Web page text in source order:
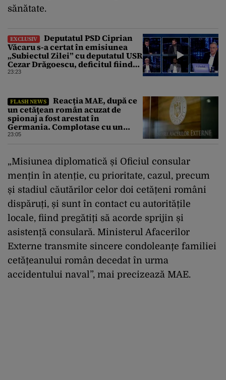
sănătate.
EXCLUSIV
Deputatul PSD Ciprian
Văcaru s-a certat în emisiunea
„Subiectul Zilei” cu deputatul USR
Cezar Drăgoescu, deficitul fiind
motivul scandalului
23:23
FLASH NEWS
Reacția MAE, după ce
un cetăţean român acuzat de
spionaj a fost arestat în
Germania. Complotase cu un
ucrainean ca să asasineze un
23:05
„Misiunea diplomatică și Oficiul consular
mențin în atenție, cu prioritate, cazul, precum
și stadiul căutărilor celor doi cetățeni români
dispăruți, și sunt în contact cu autoritățile
locale, fiind pregătiți să acorde sprijin și
asistență consulară. Ministerul Afacerilor
Externe transmite sincere condoleanțe familiei
cetățeanului român decedat în urma
accidentului naval”, mai precizează MAE.